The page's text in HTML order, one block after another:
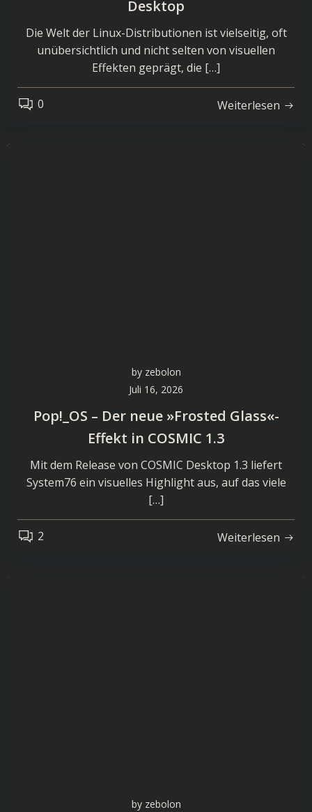
Desktop
Die Welt der Linux-Distributionen ist vielseitig, oft
unübersichtlich und nicht selten von visuellen
Effekten geprägt, die […]
0 Weiterlesen
by zebolon
Juli 16, 2026
Pop!_OS – Der neue »Frosted Glass«-
Effekt in COSMIC 1.3
Mit dem Release von COSMIC Desktop 1.3 liefert
System76 ein visuelles Highlight aus, auf das viele
[…]
2 Weiterlesen
by zebolon